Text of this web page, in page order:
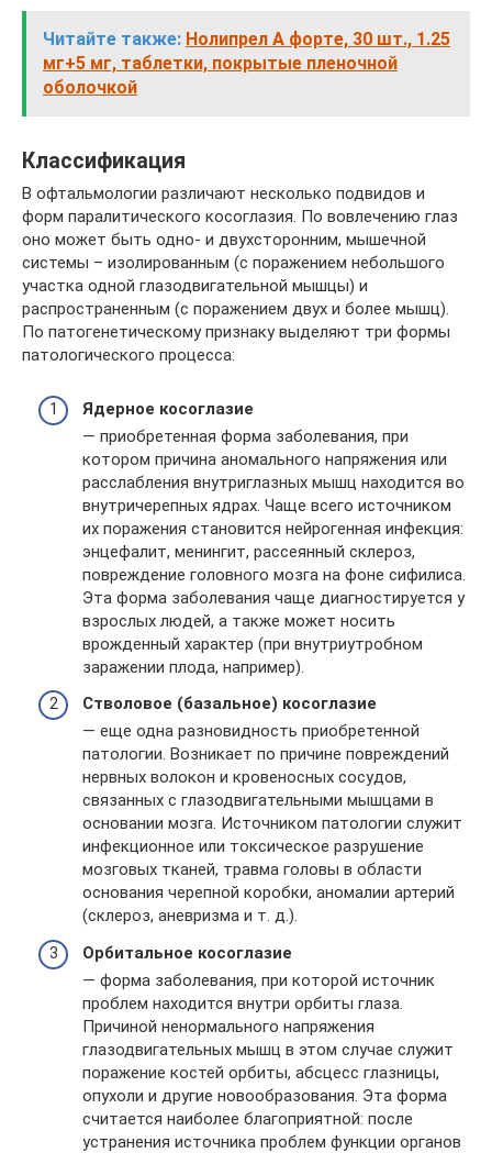
Читайте также: Нолипрел А форте, 30 шт., 1.25
мг+5 мг, таблетки, покрытые пленочной
оболочкой
Классификация
В офтальмологии различают несколько подвидов и
форм паралитического косоглазия. По вовлечению глаз
оно может быть одно- и двухсторонним, мышечной
системы – изолированным (с поражением небольшого
участка одной глазодвигательной мышцы) и
распространенным (с поражением двух и более мышц).
По патогенетическому признаку выделяют три формы
патологического процесса:
Ядерное косоглазие
— приобретенная форма заболевания, при
котором причина аномального напряжения или
расслабления внутриглазных мышц находится во
внутричерепных ядрах. Чаще всего источником
их поражения становится нейрогенная инфекция:
энцефалит, менингит, рассеянный склероз,
повреждение головного мозга на фоне сифилиса.
Эта форма заболевания чаще диагностируется у
взрослых людей, а также может носить
врожденный характер (при внутриутробном
заражении плода, например).
Стволовое (базальное) косоглазие
— еще одна разновидность приобретенной
патологии. Возникает по причине повреждений
нервных волокон и кровеносных сосудов,
связанных с глазодвигательными мышцами в
основании мозга. Источником патологии служит
инфекционное или токсическое разрушение
мозговых тканей, травма головы в области
основания черепной коробки, аномалии артерий
(склероз, аневризма и т. д.).
Орбитальное косоглазие
— форма заболевания, при которой источник
проблем находится внутри орбиты глаза.
Причиной ненормального напряжения
глазодвигательных мышц в этом случае служит
поражение костей орбиты, абсцесс глазницы,
опухоли и другие новообразования. Эта форма
считается наиболее благоприятной: после
устранения источника проблем функции органов